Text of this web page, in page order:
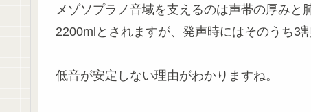
メゾソプラノ音域を支えるのは声帯の厚み
2200mlとされますが、発声時にはそのうち3
低音が安定しない理由がわかりますね。